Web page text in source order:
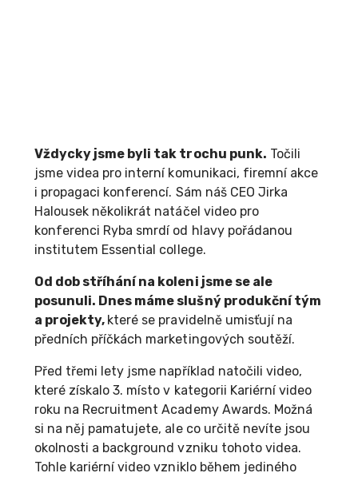
Vždycky jsme byli tak trochu punk. Točili
jsme videa pro interní komunikaci, firemní akce
i propagaci konferencí. Sám náš CEO Jirka
Halousek několikrát natáčel video pro
konferenci Ryba smrdí od hlavy pořádanou
institutem Essential college.
Od dob stříhání na koleni jsme se ale
posunuli. Dnes máme slušný produkční tým
a projekty, které se pravidelně umisťují na
předních příčkách marketingových soutěží.
Před třemi lety jsme například natočili video,
které získalo 3. místo v kategorii Kariérní video
roku na Recruitment Academy Awards. Možná
si na něj pamatujete, ale co určitě nevíte jsou
okolnosti a background vzniku tohoto videa.
Tohle kariérní video vzniklo během jediného